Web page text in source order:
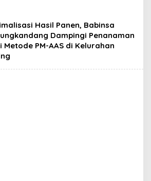
Hasil Panen, Babinsa
Dampingi Penanaman
Metode PM-AAS di Kelurahan